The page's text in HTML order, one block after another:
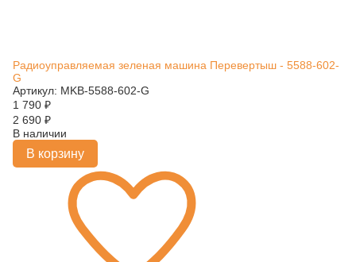
Радиоуправляемая зеленая машина Перевертыш - 5588-602-
G
Артикул: MKB-5588-602-G
1 790 ₽
2 690 ₽
В наличии
В корзину